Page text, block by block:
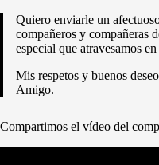
Quiero enviarle un
compañeros y compañeras
especial que atravesamos
Mis respetos y buenos
Amigo.
Compartimos el vídeo del